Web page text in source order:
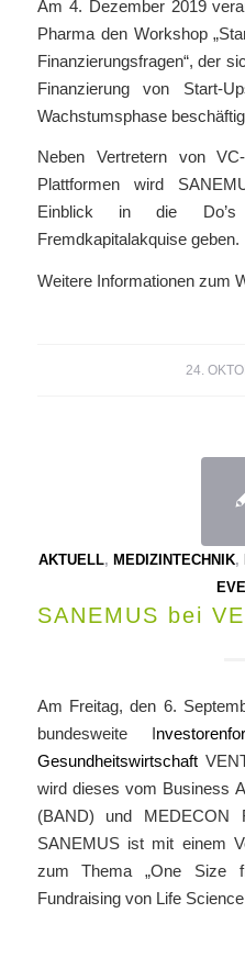
Am 4. Dezember 2019
Pharma den Workshop
Finanzierungsfragen“, der
Finanzierung von Start-
Wachstumsphase
Neben Vertretern von
Plattformen wird
Einblick in die
Fremdkapitalakquise geben.
Weitere Informationen zum
24.
AKTUELL, MEDIZINTECHNIK,
SANEMUS bei
Am Freitag, den 6.
bundesweite I
Gesundheitswirtschaft
wird dieses vom Business
(BAND) und MEDECON
SANEMUS ist mit einem
zum Thema „One Size
Fundraising von Life